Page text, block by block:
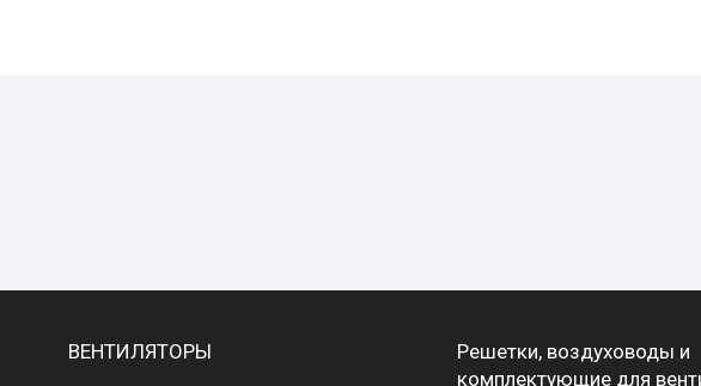
ВЕНТИЛЯТОРЫ
Решетки, воздуховоды и
комплектующие для